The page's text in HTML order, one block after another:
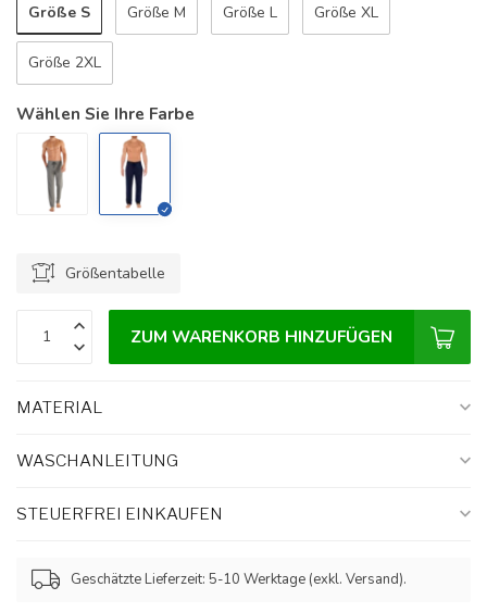
Größe S Größe M Größe L Größe XL
Größe 2XL
Wählen Sie Ihre Farbe
Größentabelle
ZUM WARENKORB HINZUFÜGEN
MATERIAL
WASCHANLEITUNG
STEUERFREI EINKAUFEN
Geschätzte Lieferzeit: 5-10 Werktage (exkl. Versand).